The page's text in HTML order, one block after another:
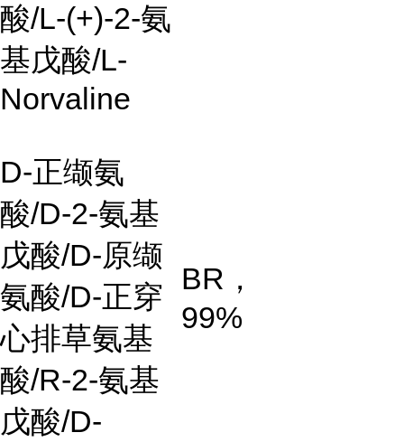
酸/L-(+)-2-氨
基戊酸/L-
Norvaline
D-正缬氨
酸/D-2-氨基
戊酸/D-原缬
氨酸/D-正穿
心排草氨基
酸/R-2-氨基
戊酸/D-
BR，
99%